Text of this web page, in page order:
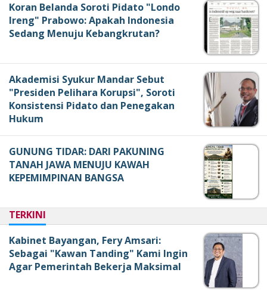
Koran Belanda Soroti Pidato "Londo
Ireng" Prabowo: Apakah Indonesia
Sedang Menuju Kebangkrutan?
Akademisi Syukur Mandar Sebut
"Presiden Pelihara Korupsi", Soroti
Konsistensi Pidato dan Penegakan
Hukum
GUNUNG TIDAR: DARI PAKUNING
TANAH JAWA MENUJU KAWAH
KEPEMIMPINAN BANGSA
TERKINI
Kabinet Bayangan, Fery Amsari:
Sebagai "Kawan Tanding" Kami Ingin
Agar Pemerintah Bekerja Maksimal